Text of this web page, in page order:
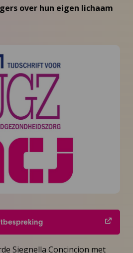
over hun eigen lichaam
Siegnella Concincion met